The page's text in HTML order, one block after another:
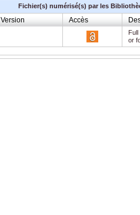
Fichier(s) numérisé(s) par les
Version Accès
or